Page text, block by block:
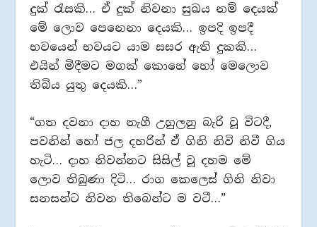
දුක් රැසකි… ඒ දුක් නිවනා සුඛය නම් දෙයක්
මේ ලොව පෙනෙනා දෙයකි… ඉපදි ඉපදී
භවයෙන් භවයට යාම සසර ඇති දුකකි…
එයින් මිදීමට මගක් කොහේ හෝ මෙලොව
තිබිය යුතු දෙයකි…”
“ගත දවනා දාහ නැගී උහුලනු බැරි වූ විටදී,
පවනින් හෝ ජල දහරින් ඒ ගිනි නිවි නිවී ගිය
හැටි… දාහ නිවන්නට සිසිල් වූ දහම මේ
ලොව තිබුණා දිටි… රාග කෙලෙස් ගිනි නිවා
සනසන්ට නිවන තිබෙන්ට ම වටී…”